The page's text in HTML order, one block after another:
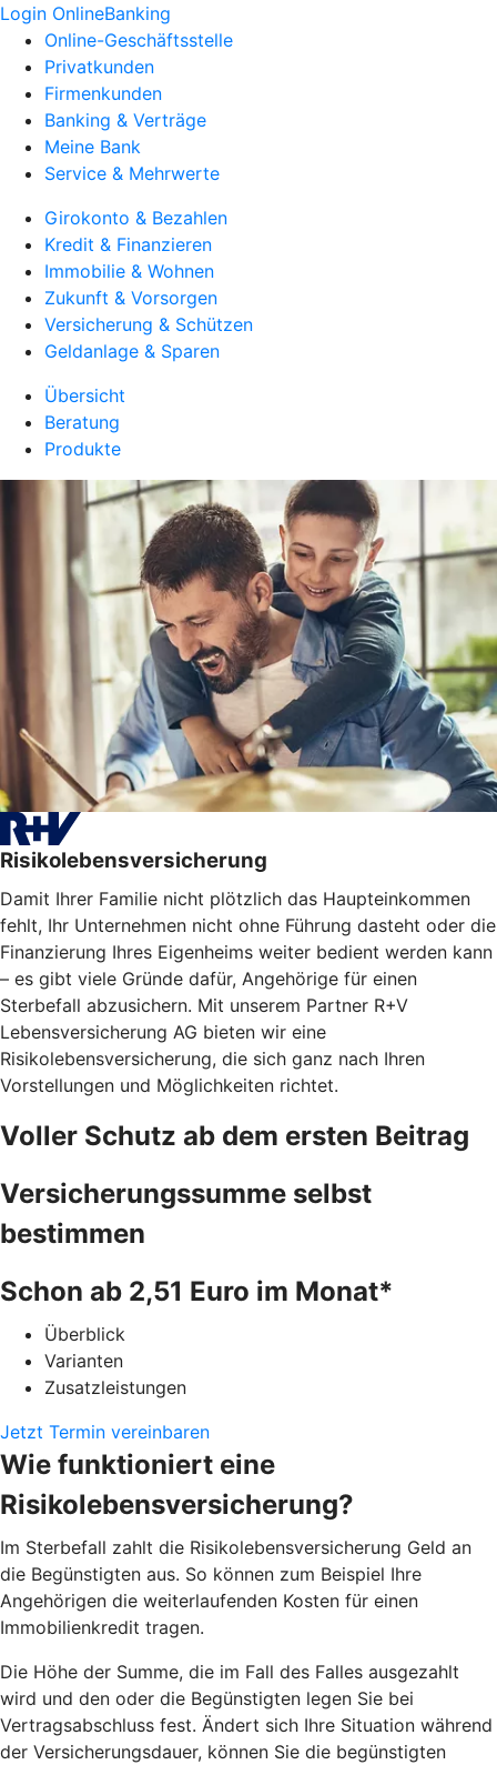
Login OnlineBanking
Online-Geschäftsstelle
Privatkunden
Firmenkunden
Banking & Verträge
Meine Bank
Service & Mehrwerte
Girokonto & Bezahlen
Kredit & Finanzieren
Immobilie & Wohnen
Zukunft & Vorsorgen
Versicherung & Schützen
Geldanlage & Sparen
Übersicht
Beratung
Produkte
Risikolebensversicherung
Damit Ihrer Familie nicht plötzlich das Haupteinkommen
fehlt, Ihr Unternehmen nicht ohne Führung dasteht oder die
Finanzierung Ihres Eigenheims weiter bedient werden kann
– es gibt viele Gründe dafür, Angehörige für einen
Sterbefall abzusichern. Mit unserem Partner R+V
Lebensversicherung AG bieten wir eine
Risikolebensversicherung, die sich ganz nach Ihren
Vorstellungen und Möglichkeiten richtet.
Voller Schutz ab dem ersten Beitrag
Versicherungssumme selbst
bestimmen
Schon ab 2,51 Euro im Monat*
Überblick
Varianten
Zusatzleistungen
Jetzt Termin vereinbaren
Wie funktioniert eine
Risikolebensversicherung?
Im Sterbefall zahlt die Risikolebensversicherung Geld an
die Begünstigten aus. So können zum Beispiel Ihre
Angehörigen die weiterlaufenden Kosten für einen
Immobilienkredit tragen.
Die Höhe der Summe, die im Fall des Falles ausgezahlt
wird und den oder die Begünstigten legen Sie bei
Vertragsabschluss fest. Ändert sich Ihre Situation während
der Versicherungsdauer, können Sie die begünstigten